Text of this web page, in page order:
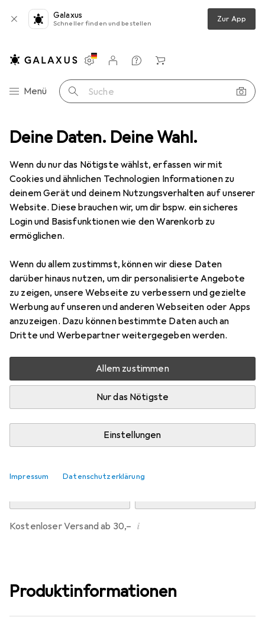
Deine Daten. Deine Wahl.
Wenn du nur das Nötigste wählst, erfassen wir mit
Cookies und ähnlichen Technologien Informationen zu
deinem Gerät und deinem Nutzungsverhalten auf unserer
Website. Diese brauchen wir, um dir bspw. ein sicheres
Login und Basisfunktionen wie den Warenkorb zu
ermöglichen.
Wenn du allem zustimmst, können wir diese Daten
darüber hinaus nutzen, um dir personalisierte Angebote
zu zeigen, unsere Webseite zu verbessern und gezielte
Werbung auf unseren und anderen Webseiten oder Apps
anzuzeigen. Dazu können bestimmte Daten auch an
Dritte und Werbepartner weitergegeben werden.
Allem zustimmen
Nur das Nötigste
Einstellungen
Impressum Datenschutzerklärung
Galaxus
Schneller finden und bestellen Zur App
Navigation nach Kategorien
Menü Suche
Einstellungen
Kundenkonto
Vergleichslisten
Merklisten
Warenkorb
Smartphone Schutzfolie Dipos Blickschutzfolie 4-Way Privacy
5 Bilder
DiposBlickschutzfolie 4-Way Privacy
Preis in EUR inkl. MwSt.
EUR
13,95
Bewertungen Marke
Mehr von Dipos
Mo, 10.8. geliefert
Mehr als 10 Stück an Lager beim Drittanbieter
Lieferort angeben für genaue Lieferzeit
Kostenloser Versand ab 30,– i
Produktinformationen